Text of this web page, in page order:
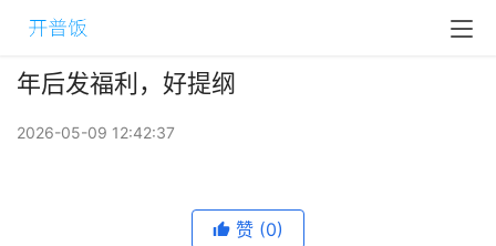
年后发福利，好提纲
2026-05-09 12:42:37
赞 (0)